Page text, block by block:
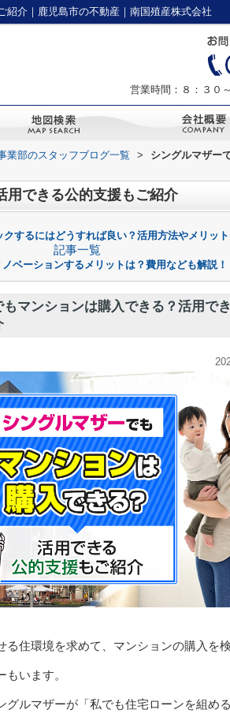
紹介｜鹿児島市の不動産｜南国殖産株式会社
営業時間：８：３０
業部のスタッフブログ一覧 >
シングルマザー
用できる公的支援もご紹介
するにはどうすれば良い？活用方法やメリッ
記事一覧
ベーションするメリットは？費用なども解説
マンションは購入できる？活用で
る住環境を求めて、マンションの購入を
います。
グルマザーが「私でも住宅ローンを組め